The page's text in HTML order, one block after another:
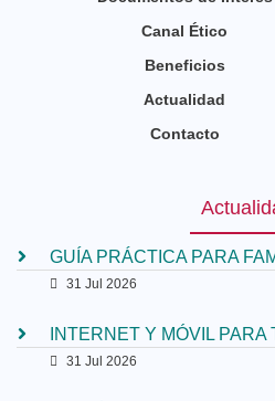
Canal Ético
Beneficios
Actualidad
Contacto
GUÍA PRÁCTICA PARA
31 Jul 2026
INTERNET Y MÓVIL PARA
31 Jul 2026